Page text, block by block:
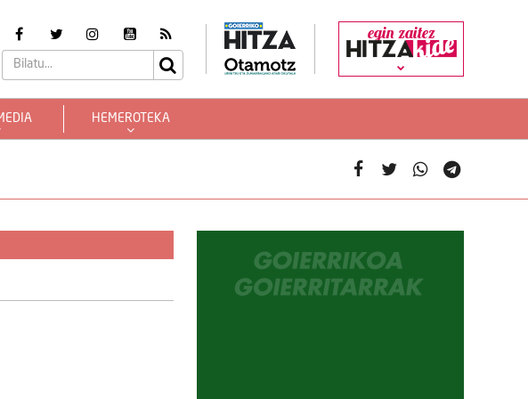
egin zaitez
HEMEROTEKA